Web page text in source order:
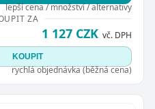
lepší cena / množství / alternativy
ZA
1 127 CZK vč. DPH
KOUPIT
rychlá objednávka (běžná cena)